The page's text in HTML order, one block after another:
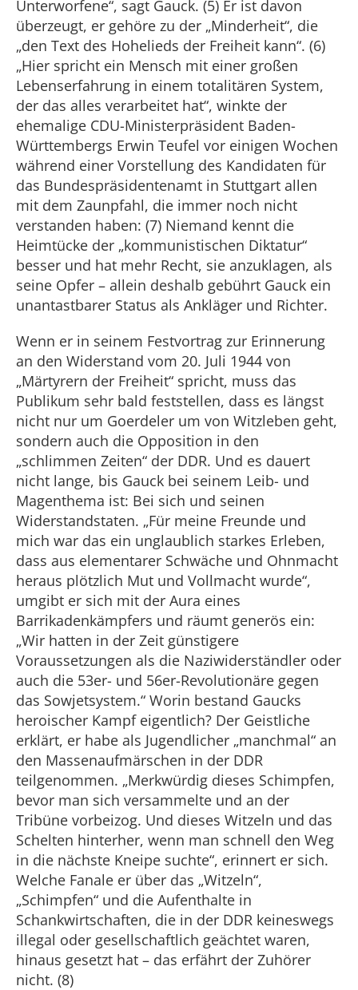
Unterworfene“, sagt Gauck. (5) Er ist davon
überzeugt, er gehöre zu der „Minderheit“, die
„den Text des Hohelieds der Freiheit kann“. (6)
„Hier spricht ein Mensch mit einer großen
Lebenserfahrung in einem totalitären System,
der das alles verarbeitet hat“, winkte der
ehemalige CDU-Ministerpräsident Baden-
Württembergs Erwin Teufel vor einigen Wochen
während einer Vorstellung des Kandidaten für
das Bundespräsidentenamt in Stuttgart allen
mit dem Zaunpfahl, die immer noch nicht
verstanden haben: (7) Niemand kennt die
Heimtücke der „kommunistischen Diktatur“
besser und hat mehr Recht, sie anzuklagen, als
seine Opfer – allein deshalb gebührt Gauck ein
unantastbarer Status als Ankläger und Richter.
Wenn er in seinem Festvortrag zur Erinnerung
an den Widerstand vom 20. Juli 1944 von
„Märtyrern der Freiheit“ spricht, muss das
Publikum sehr bald feststellen, dass es längst
nicht nur um Goerdeler um von Witzleben geht,
sondern auch die Opposition in den
„schlimmen Zeiten“ der DDR. Und es dauert
nicht lange, bis Gauck bei seinem Leib- und
Magenthema ist: Bei sich und seinen
Widerstandstaten. „Für meine Freunde und
mich war das ein unglaublich starkes Erleben,
dass aus elementarer Schwäche und Ohnmacht
heraus plötzlich Mut und Vollmacht wurde“,
umgibt er sich mit der Aura eines
Barrikadenkämpfers und räumt generös ein:
„Wir hatten in der Zeit günstigere
Voraussetzungen als die Naziwiderständler oder
auch die 53er- und 56er-Revolutionäre gegen
das Sowjetsystem.“ Worin bestand Gaucks
heroischer Kampf eigentlich? Der Geistliche
erklärt, er habe als Jugendlicher „manchmal“ an
den Massenaufmärschen in der DDR
teilgenommen. „Merkwürdig dieses Schimpfen,
bevor man sich versammelte und an der
Tribüne vorbeizog. Und dieses Witzeln und das
Schelten hinterher, wenn man schnell den Weg
in die nächste Kneipe suchte“, erinnert er sich.
Welche Fanale er über das „Witzeln“,
„Schimpfen“ und die Aufenthalte in
Schankwirtschaften, die in der DDR keineswegs
illegal oder gesellschaftlich geächtet waren,
hinaus gesetzt hat – das erfährt der Zuhörer
nicht. (8)